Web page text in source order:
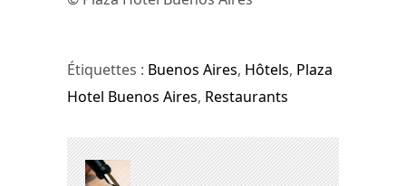
Étiquettes : Buenos Aires, Hôtels, Plaza
Hotel Buenos Aires, Restaurants